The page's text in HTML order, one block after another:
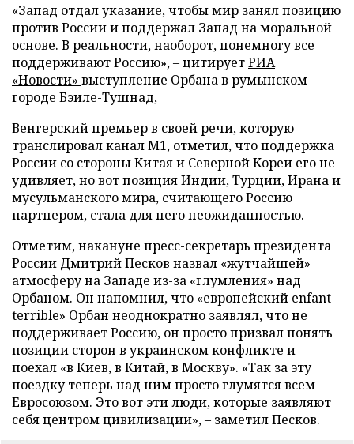
«Запад отдал указание, чтобы мир занял позицию
против России и поддержал Запад на моральной
основе. В реальности, наоборот, понемногу все
поддерживают Россию», – цитируетРИА
«Новости» выступление Орбана в румынском
городе Бэиле-Тушнад,
Венгерский премьер в своей речи, которую
транслировал канал М1, отметил, что поддержка
России со стороны Китая и Северной Кореи его не
удивляет, но вот позиция Индии, Турции, Ирана и
мусульманского мира, считающего Россию
партнером, стала для него неожиданностью.
Отметим, накануне пресс-секретарь президента
России Дмитрий Песков назвал «жутчайшей»
атмосферу на Западе из-за «глумления» над
Орбаном. Он напомнил, что «европейский enfant
terrible» Орбан неоднократно заявлял, что не
поддерживает Россию, он просто призвал понять
позиции сторон в украинском конфликте и
поехал «в Киев, в Китай, в Москву». «Так за эту
поездку теперь над ним просто глумятся всем
Евросоюзом. Это вот эти люди, которые заявляют
себя центром цивилизации», – заметил Песков.